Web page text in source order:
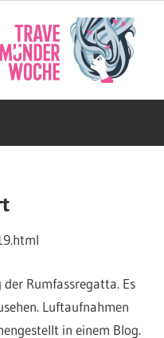
Rumfassregatta. Es
Luftaufnahmen
in einem Blog.